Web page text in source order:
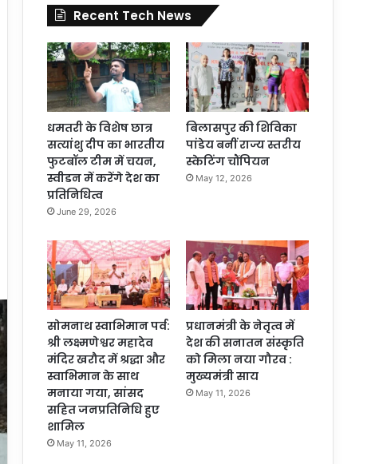
Recent Tech News
धमतरी के विशेष छात्र
सत्यांशु दीप का भारतीय
फुटबॉल टीम में चयन,
स्वीडन में करेंगे देश का
प्रतिनिधित्व
June 29, 2026
बिलासपुर की शिविका
पांडेय बनीं राज्य स्तरीय
स्केटिंग चौंपियन
May 12, 2026
सोमनाथ स्वाभिमान पर्व:
श्री लक्ष्मणेश्वर महादेव
मंदिर खरौद में श्रद्धा और
स्वाभिमान के साथ
मनाया गया, सांसद
सहित जनप्रतिनिधि हुए
शामिल
May 11, 2026
प्रधानमंत्री के नेतृत्व में
देश की सनातन संस्कृति
को मिला नया गौरव :
मुख्यमंत्री साय
May 11, 2026